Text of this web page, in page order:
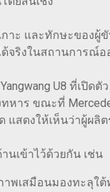
าะ และทักษะของ
จริงในสถานการณ์อ
U8 ที่เปิด
ร ขณะที่
แสดงให้เห็นว่าผู้ผ
นเข้าไว้ด้วยกัน เช่น
าพเสมือนมองทะลุ